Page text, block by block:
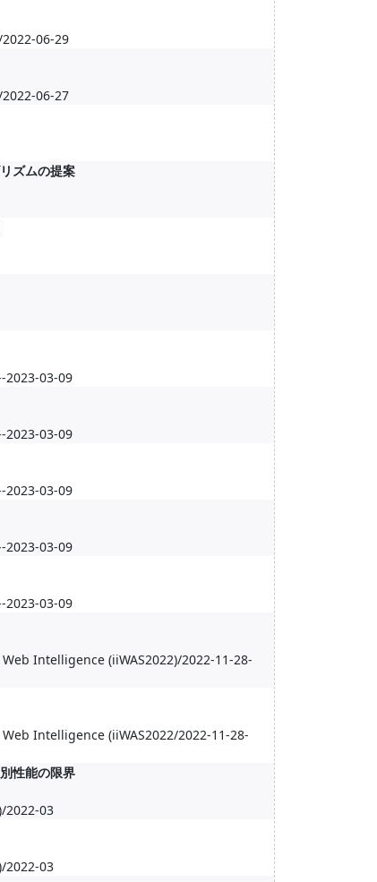
06-29
06-27
ズムの提案
2023-03-09
2023-03-09
2023-03-09
2023-03-09
2023-03-09
Intelligence (iiWAS2022)/2022-11-28-
Intelligence (iiWAS2022/2022-11-28-
性能の限界
2022-03
2022-03